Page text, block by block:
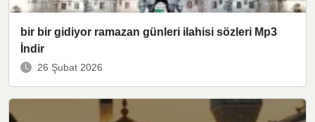
bir bir gidiyor ramazan günleri ilahisi sözleri Mp3
İndir
26 Şubat 2026